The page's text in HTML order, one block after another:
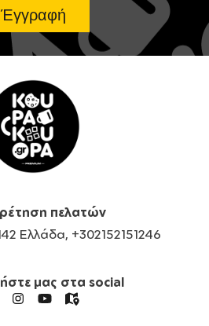
πελατών
Ελλάδα, +302152151246
μας στα social